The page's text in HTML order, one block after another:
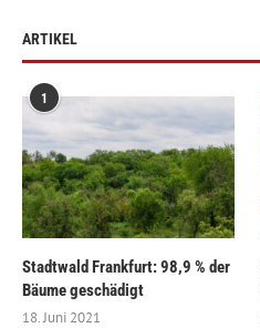
ARTIKEL
1
Stadtwald Frankfurt: 98,9 % der
Bäume geschädigt
18. Juni 2021